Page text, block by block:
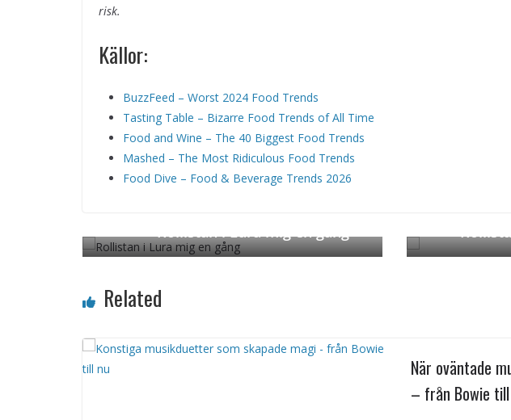
risk.
Källor:
BuzzFeed – Worst 2024 Food Trends
Tasting Table – Bizarre Food Trends of All Time
Food and Wine – The 40 Biggest Food Trends
Mashed – The Most Ridiculous Food Trends
Food Dive – Food & Beverage Trends 2026
Rollistan i Lura mig en gång
Related
När oväntade
– från Bowie